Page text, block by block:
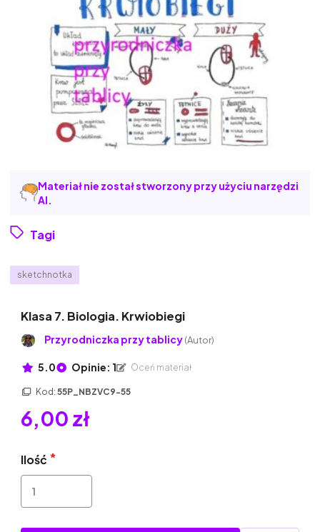
Materiał nie został stworzony przy użyciu narzędzi
AI.
Tagi
sketchnotka
Klasa 7. Biologia. Krwiobiegi
Przyrodniczka przy tablicy(Autor)
5.0 Opinie: 1 Oceń materiał
Kod: 55P_NBZVC9-55
6,00 zł
Ilość